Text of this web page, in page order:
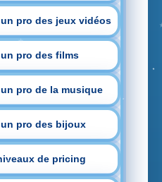
un pro des jeux vidéos
un pro des films
pro de la musique
un pro des bijoux
de pricing